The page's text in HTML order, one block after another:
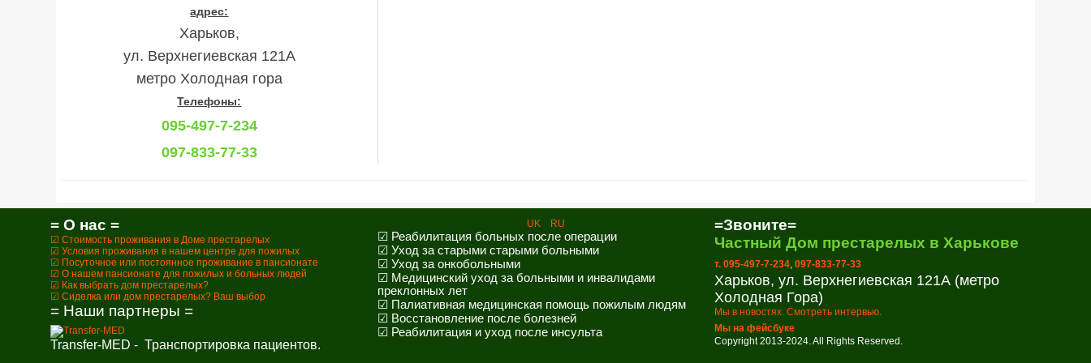
адрес:
Харьков,
ул. Верхнегиевская 121А
метро Холодная гора
Телефоны:
095-497-7-234
097-833-77-33
= О нас =
☑ Стоимость проживания в Доме престарелых
☑ Условия проживания в нашем центре для пожилых
☑ Посуточное или постоянное проживание в пансионате
☑ О нашем пансионате для пожилых и больных людей
☑ Как выбрать дом престарелых?
☑ Сиделка или дом престарелых? Ваш выбор
= Наши партнеры =
Transfer-MED - Транспортировка пациентов.
UK RU
☑ Реабилитация больных после операции
☑ Уход за старыми старыми больными
☑ Уход за онкобольными
☑ Медицинский уход за больными и инвалидами
преклонных лет
☑ Палиативная медицинская помощь пожилым людям
☑ Восстановление после болезней
☑ Реабилитация и уход после инсульта
=Звоните=
Частный Дом престарелых в Харькове
т. 095-497-7-234, 097-833-77-33
Харьков, ул. Верхнегиевская 121А (метро
Холодная Гора)
Мы в новостях. Смотреть интервью.
Мы на фейсбуке
Copyright 2013-2024. All Rights Reserved.